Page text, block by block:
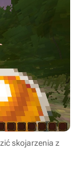
skojarzenia z